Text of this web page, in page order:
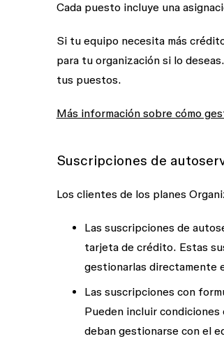
Cada puesto incluye una
Si tu equipo necesita más
para tu organización si lo
tus puestos.
Más información sobre cómo
Suscripciones de
Los clientes de los planes
Las suscripciones de
tarjeta de crédito. Estas
gestionarlas directamente
Las suscripciones con
Pueden incluir
deban gestionarse con el